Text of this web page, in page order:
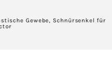
Gewebe, Schnürsenkel für